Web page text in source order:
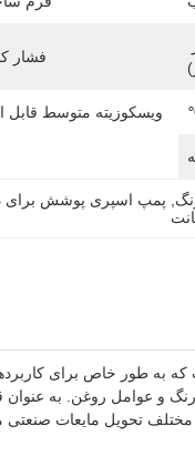
فشار
ویسکوزیته متوسط ​​قابل
پمپ اسپری پوشش برای
که به طور خاص برای
رنگ و عوامل روغن. به
تحویل مایعات